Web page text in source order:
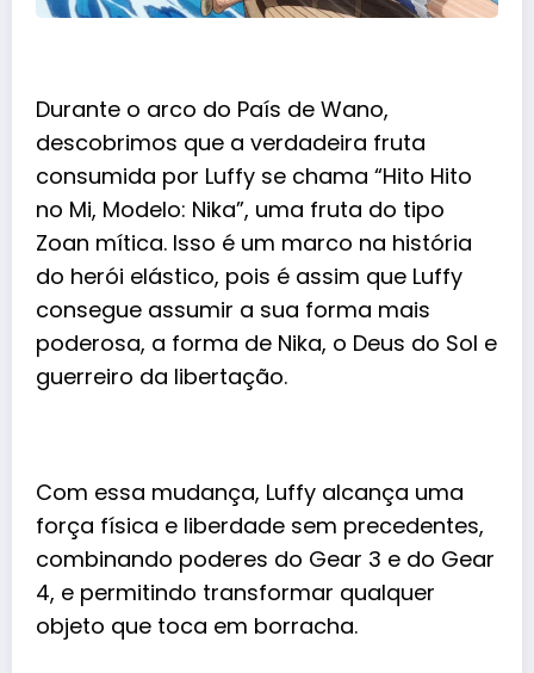
Durante o arco do País de Wano,
descobrimos que a verdadeira fruta
consumida por Luffy se chama “Hito Hito
no Mi, Modelo: Nika”, uma fruta do tipo
Zoan mítica. Isso é um marco na história
do herói elástico, pois é assim que Luffy
consegue assumir a sua forma mais
poderosa, a forma de Nika, o Deus do Sol e
guerreiro da libertação.
Com essa mudança, Luffy alcança uma
força física e liberdade sem precedentes,
combinando poderes do Gear 3 e do Gear
4, e permitindo transformar qualquer
objeto que toca em borracha.